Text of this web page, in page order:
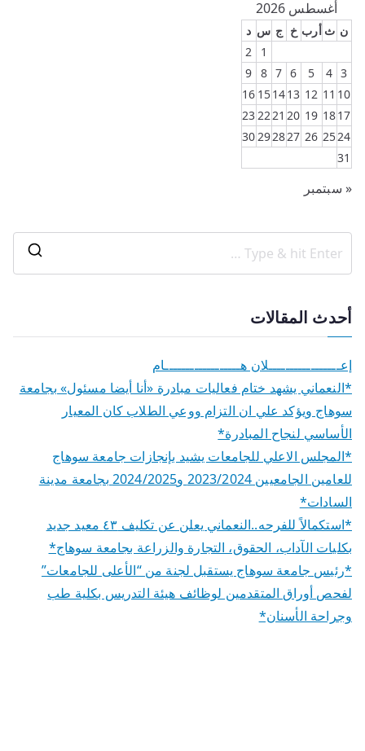
أغسطس 2026
ن ث أرب خ ج س د
1
2
3
4
5
6
7
8
9
10
11
12
13
14
15
16
17
18
19
20
21
22
23
24
25
26
27
28
29
30
31
« سبتمبر
أحدث المقالات
إعـــــــــــــــــلان هــــــــــــــــــام
*النعماني يشهد ختام فعاليات مبادرة «أنا أيضا مسئول» بجامعة
سوهاج ويؤكد علي ان التزام ووعي الطلاب كان المعيار
الأساسي لنجاح المبادرة*
*المجلس الاعلي للجامعات يشيد بإنجازات جامعة سوهاج
للعامين الجامعيين 2023/2024 و2024/2025 بجامعة مدينة
السادات*
*استكمالاً للفرحه..النعماني يعلن عن تكليف ٤٣ معيد جديد
بكليات الآداب، الحقوق، التجارة والزراعة بجامعة سوهاج*
*رئيس جامعة سوهاج يستقبل لجنة من “الأعلى للجامعات”
لفحص أوراق المتقدمين لوظائف هيئة التدريس بكلية طب
وجراحة الأسنان*